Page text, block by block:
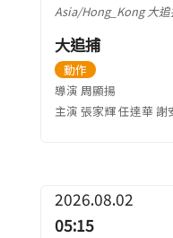
Asia/Hong_Kong 大
大追捕
動作
導演 周顯揚
主演 張家輝 任達華 謝
2026.08.02
05:15